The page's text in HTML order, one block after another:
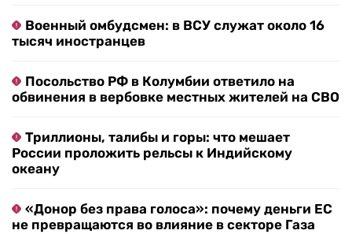
Военный омбудсмен: в ВСУ служат около 16
тысяч иностранцев
Посольство РФ в Колумбии ответило на
обвинения в вербовке местных жителей на СВО
Триллионы, талибы и горы: что мешает
России проложить рельсы к Индийскому
океану
«Донор без права голоса»: почему деньги ЕС
не превращаются во влияние в секторе Газа